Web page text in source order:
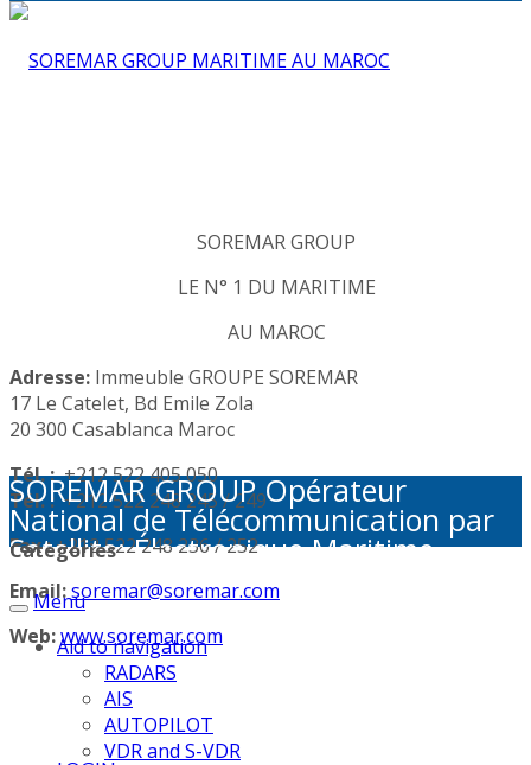
SOREMAR GROUP
LE N° 1 DU MARITIME
AU MAROC
Adresse: Immeuble GROUPE SOREMAR
17 Le Catelet, Bd Emile Zola
20 300 Casablanca Maroc
Tél. :+212 522 405 050
Tél. :+212 522 248 245 / 249
Fax :+212 522 248 236 / 252
Email:soremar@soremar.com
Web:www.soremar.com
SOREMAR GROUP Opérateur
National de Télécommunication par
Satellite: Électronique Maritime -
Activités Portuaires - Plaisance et
Sécurité en Mer - Télécommunication
par Satellite - Défense et sécurité -
Géolocalisation - Visioconférence
Categories
Menu
Aid to navigation
RADARS
AIS
AUTOPILOT
VDR and S-VDR